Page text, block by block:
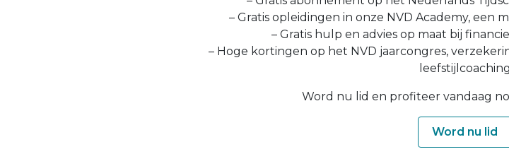
– Gratis opleidingen in onze NVD Academy, een
– Gratis hulp en advies op maat bij
– Hoge kortingen op het NVD jaarcongres,
leefstijlcoaching
Word nu lid en profiteer vandaag
Word nu lid